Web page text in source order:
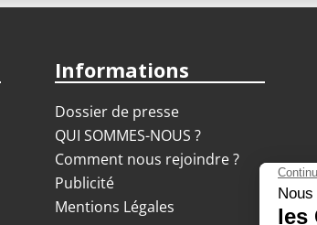
Informations
Dossier de presse
QUI SOMMES-NOUS ?
Comment nous rejoindre ?
Publicité
Mentions Légales